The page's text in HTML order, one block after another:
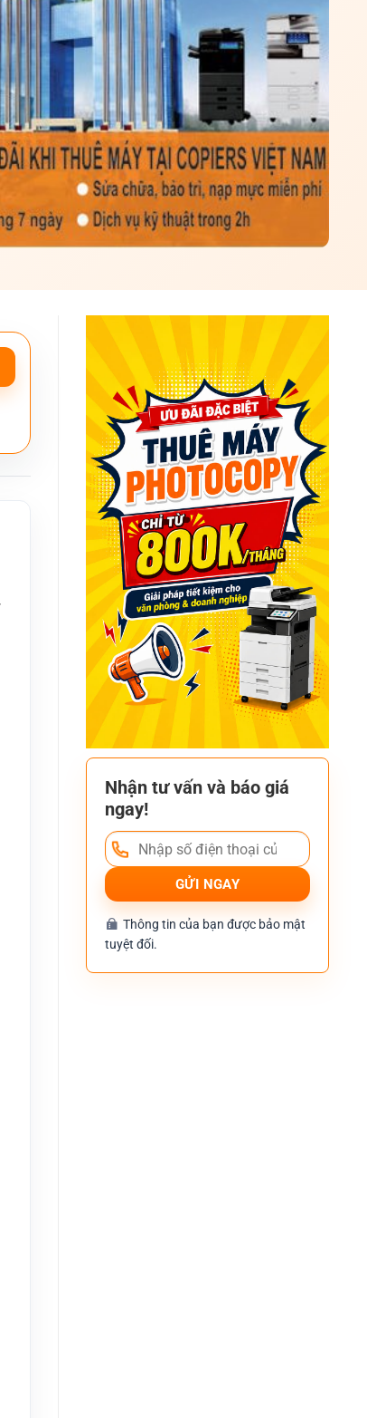
Nhận tư vấn và báo giá
ngay!
Thông tin của bạn được bảo mật
tuyệt đối.